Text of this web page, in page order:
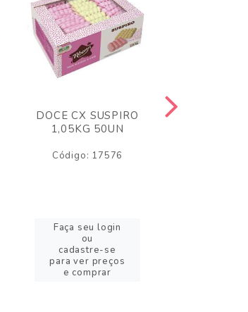
DOCE CX SUSPIRO
1,05KG 50UN
Código: 17576
Faça seu login
ou
cadastre-se
para ver preços
e comprar